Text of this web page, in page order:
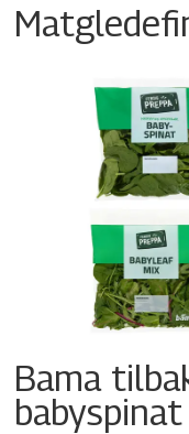
Bama